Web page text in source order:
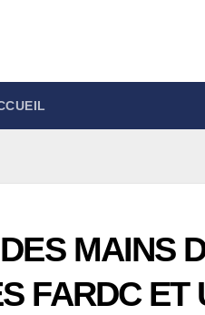
MAINS
FARDC ET